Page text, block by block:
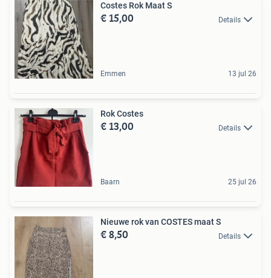
Costes Rok Maat S
€ 15,00 Details
Emmen 13 jul 26
Rok Costes
€ 13,00 Details
Baarn 25 jul 26
Nieuwe rok van COSTES maat S
€ 8,50 Details